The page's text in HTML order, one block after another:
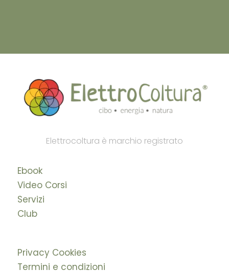
Elettrocoltura è marchio registrato
Ebook
Video Corsi
Servizi
Club
Privacy Cookies
Termini e condizioni